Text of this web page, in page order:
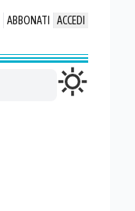
ABBONATI ACCEDI